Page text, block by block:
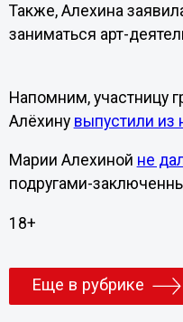
Также, Алехина
заниматься арт-
Напомним, участницу
Алёхину выпустили из
Марии Алехиной не
подругами-
18+
Еще в рубрике